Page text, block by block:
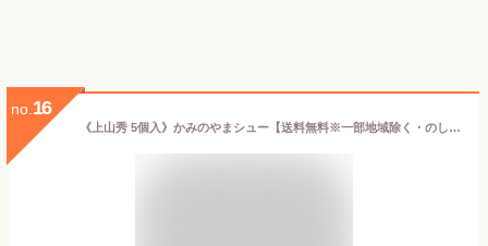
no. 16
《上山秀 5個入》かみのやまシュー【送料無料※一部地域除く・のし対応可】｜年間30万個販売の大人気シュークリーム！冷凍 スイーツ 個包装 小分け プレゼント 誕生日 母の日 お試しにもおすすめ【日時指定・ギフト・メッセージカード対応可】山形米 つや姫 使用